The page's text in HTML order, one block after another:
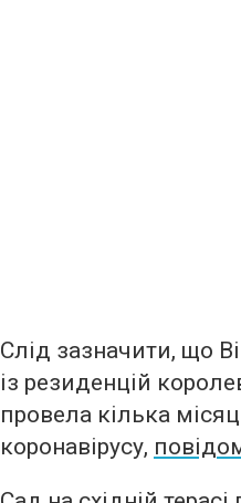
Слід зазначити, що
із резиденцій
провела кілька
коронавірусу,